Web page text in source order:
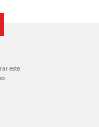
este